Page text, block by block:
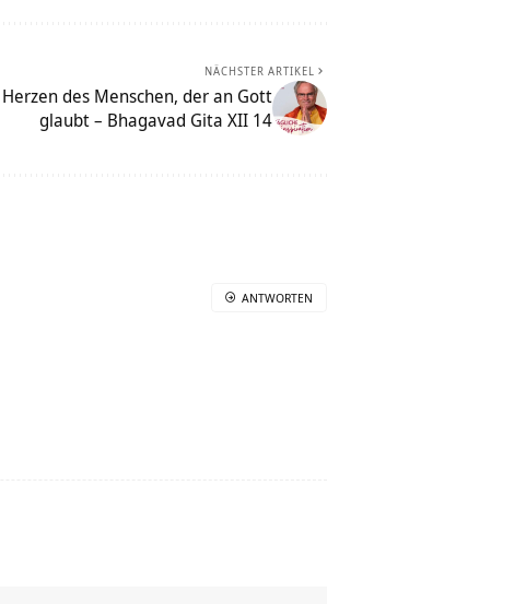
NÄCHSTER ARTIKEL
des Menschen, der an Gott
glaubt – Bhagavad Gita XII 14
ANTWORTEN